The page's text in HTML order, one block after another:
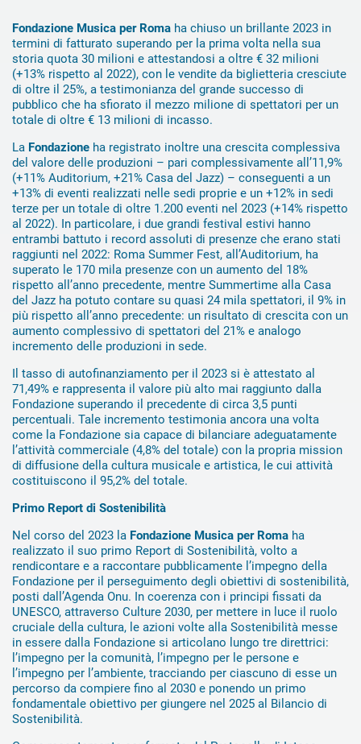
Fondazione Musica per Roma ha chiuso un brillante 2023 in
termini di fatturato superando per la prima volta nella sua
storia quota 30 milioni e attestandosi a oltre € 32 milioni
(+13% rispetto al 2022), con le vendite da biglietteria cresciute
di oltre il 25%, a testimonianza del grande successo di
pubblico che ha sfiorato il mezzo milione di spettatori per un
totale di oltre € 13 milioni di incasso.
La Fondazione ha registrato inoltre una crescita complessiva
del valore delle produzioni – pari complessivamente all’11,9%
(+11% Auditorium, +21% Casa del Jazz) – conseguenti a un
+13% di eventi realizzati nelle sedi proprie e un +12% in sedi
terze per un totale di oltre 1.200 eventi nel 2023 (+14% rispetto
al 2022). In particolare, i due grandi festival estivi hanno
entrambi battuto i record assoluti di presenze che erano stati
raggiunti nel 2022: Roma Summer Fest, all’Auditorium, ha
superato le 170 mila presenze con un aumento del 18%
rispetto all’anno precedente, mentre Summertime alla Casa
del Jazz ha potuto contare su quasi 24 mila spettatori, il 9% in
più rispetto all’anno precedente: un risultato di crescita con un
aumento complessivo di spettatori del 21% e analogo
incremento delle produzioni in sede.
Il tasso di autofinanziamento per il 2023 si è attestato al
71,49% e rappresenta il valore più alto mai raggiunto dalla
Fondazione superando il precedente di circa 3,5 punti
percentuali. Tale incremento testimonia ancora una volta
come la Fondazione sia capace di bilanciare adeguatamente
l’attività commerciale (4,8% del totale) con la propria mission
di diffusione della cultura musicale e artistica, le cui attività
costituiscono il 95,2% del totale.
Primo Report di Sostenibilità
Nel corso del 2023 la Fondazione Musica per Roma ha
realizzato il suo primo Report di Sostenibilità, volto a
rendicontare e a raccontare pubblicamente l’impegno della
Fondazione per il perseguimento degli obiettivi di sostenibilità,
posti dall’Agenda Onu. In coerenza con i principi fissati da
UNESCO, attraverso Culture 2030, per mettere in luce il ruolo
cruciale della cultura, le azioni volte alla Sostenibilità messe
in essere dalla Fondazione si articolano lungo tre direttrici:
l’impegno per la comunità, l’impegno per le persone e
l’impegno per l’ambiente, tracciando per ciascuno di esse un
percorso da compiere fino al 2030 e ponendo un primo
fondamentale obiettivo per giungere nel 2025 al Bilancio di
Sostenibilità.